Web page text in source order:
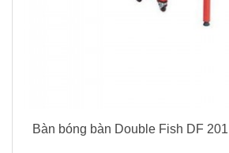
Bàn bóng bàn Double Fish DF 201